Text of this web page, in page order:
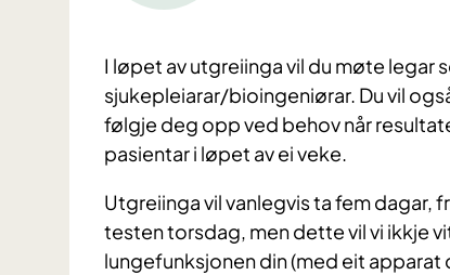
I løpet av utgreiinga vil du møte legar
sjukepleiarar/bioingeniørar. Du vil
følgje deg opp ved behov når
pasientar i løpet av ei veke.
Utgreiinga vil vanlegvis ta fem dagar,
testen torsdag, men dette vil vi ikkje
lungefunksjonen din (med eit apparat